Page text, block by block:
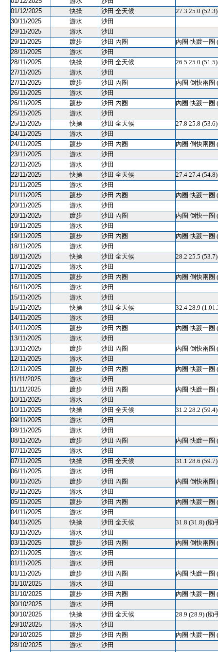
01/12/2025
快操 沙田 全天候
27.3 25.0
30/11/2025
游水
沙田
29/11/2025
游水
沙田
29/11/2025
踱步 沙田 內圈
內圈 快踱一圈
28/11/2025
游水
沙田
28/11/2025
快操 沙田 全天候
26.5 25.0
27/11/2025
游水
沙田
27/11/2025
踱步 沙田 內圈
內圈 倒快兩圈
26/11/2025
游水
沙田
26/11/2025
踱步 沙田 內圈
內圈 快踱一圈
25/11/2025
游水
沙田
25/11/2025
快操 沙田 全天候
27.8 25.8
24/11/2025
游水
沙田
24/11/2025
踱步 沙田 內圈
內圈 倒快兩圈
23/11/2025
游水
沙田
22/11/2025
游水
沙田
22/11/2025
快操 沙田 全天候
27.4 27.4
21/11/2025
游水
沙田
21/11/2025
踱步 沙田 內圈
內圈 快踱一圈
20/11/2025
游水
沙田
20/11/2025
踱步 沙田 內圈
內圈 倒快一圈
19/11/2025
游水
沙田
19/11/2025
踱步 沙田 內圈
內圈 快踱一圈
18/11/2025
游水
沙田
18/11/2025
快操 沙田 全天候
28.2 25.5
17/11/2025
游水
沙田
17/11/2025
踱步 沙田 內圈
內圈 倒快兩圈
16/11/2025
游水
沙田
15/11/2025
游水
沙田
15/11/2025
快操 沙田 全天候
32.4 28.9
14/11/2025
游水
沙田
14/11/2025
踱步 沙田 內圈
內圈 快踱一圈
13/11/2025
游水
沙田
13/11/2025
踱步 沙田 內圈
內圈 倒快兩圈
12/11/2025
游水
沙田
12/11/2025
踱步 沙田 內圈
內圈 快踱一圈
11/11/2025
游水
沙田
11/11/2025
踱步 沙田 內圈
內圈 快踱一圈
10/11/2025
游水
沙田
10/11/2025
快操 沙田 全天候
31.2 28.2
09/11/2025
游水
沙田
08/11/2025
游水
沙田
08/11/2025
踱步 沙田 內圈
內圈 快踱一圈
07/11/2025
游水
沙田
07/11/2025
快操 沙田 全天候
31.1 28.6
06/11/2025
游水
沙田
06/11/2025
踱步 沙田 內圈
內圈 倒快兩圈
05/11/2025
游水
沙田
05/11/2025
踱步 沙田 內圈
內圈 快踱一圈
04/11/2025
游水
沙田
04/11/2025
快操 沙田 全天候
31.8 (31.8) (助
03/11/2025
游水
沙田
03/11/2025
踱步 沙田 內圈
內圈 倒快兩圈
02/11/2025
游水
沙田
01/11/2025
游水
沙田
01/11/2025
踱步 沙田 內圈
內圈 快踱一圈
31/10/2025
游水
沙田
31/10/2025
踱步 沙田 內圈
內圈 快踱一圈
30/10/2025
游水
沙田
30/10/2025
快操 沙田 全天候
28.9 (28.9) (助
29/10/2025
游水
沙田
29/10/2025
踱步 沙田 內圈
內圈 快踱一圈
28/10/2025
游水
沙田